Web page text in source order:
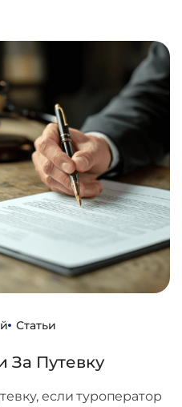
Статьи
За Путевку
если туроператор